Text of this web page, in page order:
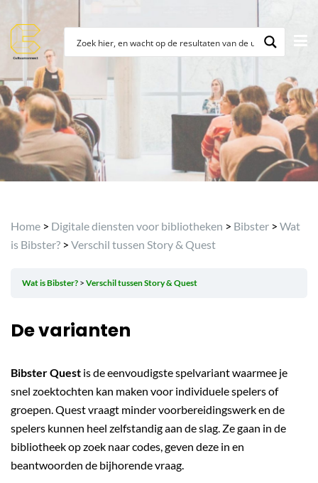
Home > Digitale diensten voor bibliotheken > Bibster > Wat
is Bibster? > Verschil tussen Story & Quest
Wat is Bibster? Verschil tussen Story & Quest
De varianten
Bibster Quest is de eenvoudigste spelvariant waarmee je
snel zoektochten kan maken voor individuele spelers of
groepen. Quest vraagt minder voorbereidingswerk en de
spelers kunnen heel zelfstandig aan de slag. Ze gaan in de
bibliotheek op zoek naar codes, geven deze in en
beantwoorden de bijhorende vraag.